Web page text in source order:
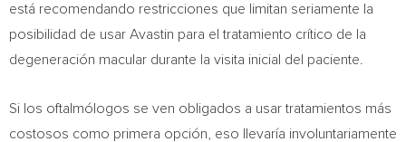
está recomendando restricciones que limitan seriamente la
posibilidad de usar Avastin para el tratamiento crítico de la
degeneración macular durante la visita inicial del paciente.
Si los oftalmólogos se ven obligados a usar tratamientos más
costosos como primera opción, eso llevaría involuntariamente